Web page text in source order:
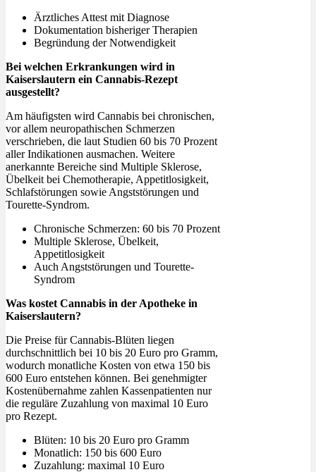
Ärztliches Attest mit Diagnose
Dokumentation bisheriger Therapien
Begründung der Notwendigkeit
Bei welchen Erkrankungen wird in
Kaiserslautern ein Cannabis-Rezept
ausgestellt?
Am häufigsten wird Cannabis bei chronischen,
vor allem neuropathischen Schmerzen
verschrieben, die laut Studien 60 bis 70 Prozent
aller Indikationen ausmachen. Weitere
anerkannte Bereiche sind Multiple Sklerose,
Übelkeit bei Chemotherapie, Appetitlosigkeit,
Schlafstörungen sowie Angststörungen und
Tourette-Syndrom.
Chronische Schmerzen: 60 bis 70 Prozent
Multiple Sklerose, Übelkeit,
Appetitlosigkeit
Auch Angststörungen und Tourette-
Syndrom
Was kostet Cannabis in der Apotheke in
Kaiserslautern?
Die Preise für Cannabis-Blüten liegen
durchschnittlich bei 10 bis 20 Euro pro Gramm,
wodurch monatliche Kosten von etwa 150 bis
600 Euro entstehen können. Bei genehmigter
Kostenübernahme zahlen Kassenpatienten nur
die reguläre Zuzahlung von maximal 10 Euro
pro Rezept.
Blüten: 10 bis 20 Euro pro Gramm
Monatlich: 150 bis 600 Euro
Zuzahlung: maximal 10 Euro